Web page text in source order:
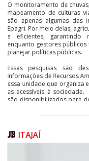
O monitoramento de
mapeamento de culturas
são apenas algumas das
Epagri. Por meio delas,
e eficientes, garantindo
enquanto gestores
planejar políticas públicas.
Essas pesquisas são
Informações de Recursos
essa unidade que organiza
as acessíveis à
são disponibilizados para
e agosto, demonstrando o
A gerente da Epagri/Ciram,
pesquisas para todos os
ITAJAÍ